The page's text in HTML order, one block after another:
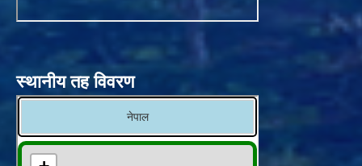
स्थानीय तह विवरण